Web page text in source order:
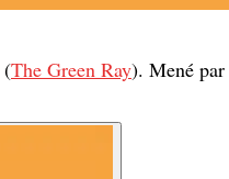
(The Green Ray). Mené par